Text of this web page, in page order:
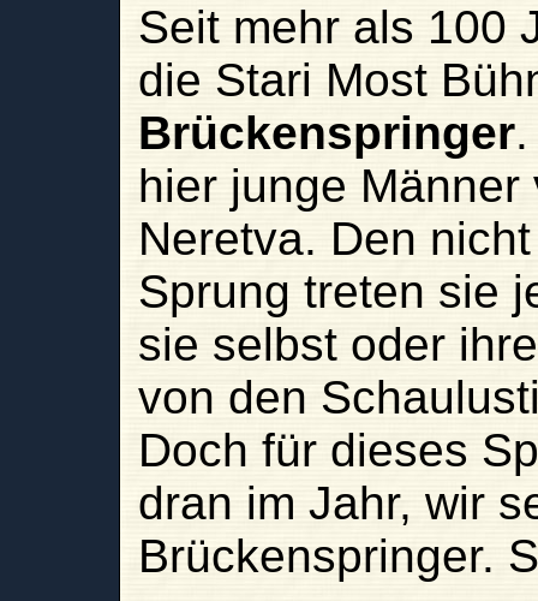
Seit mehr als 100
die Stari Most
Brückenspringer
hier junge
Neretva. Den
Sprung treten sie
sie selbst oder
von den
Doch für dieses
dran im Jahr, wir
Brückenspringer.